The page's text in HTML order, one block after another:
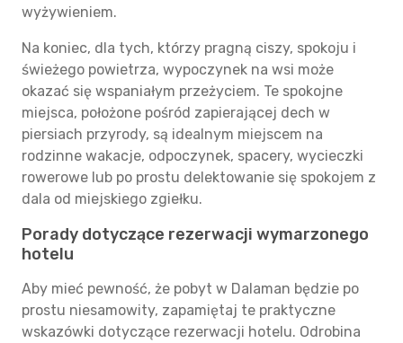
wyżywieniem.
Na koniec, dla tych, którzy pragną ciszy, spokoju i
świeżego powietrza, wypoczynek na wsi może
okazać się wspaniałym przeżyciem. Te spokojne
miejsca, położone pośród zapierającej dech w
piersiach przyrody, są idealnym miejscem na
rodzinne wakacje, odpoczynek, spacery, wycieczki
rowerowe lub po prostu delektowanie się spokojem z
dala od miejskiego zgiełku.
Porady dotyczące rezerwacji wymarzonego
hotelu
Aby mieć pewność, że pobyt w Dalaman będzie po
prostu niesamowity, zapamiętaj te praktyczne
wskazówki dotyczące rezerwacji hotelu. Odrobina